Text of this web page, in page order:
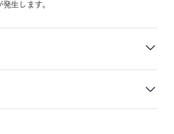
生します。
錠=50mg）です。水と一緒にお
。
渇き、低血圧、生理不順、ニキビの